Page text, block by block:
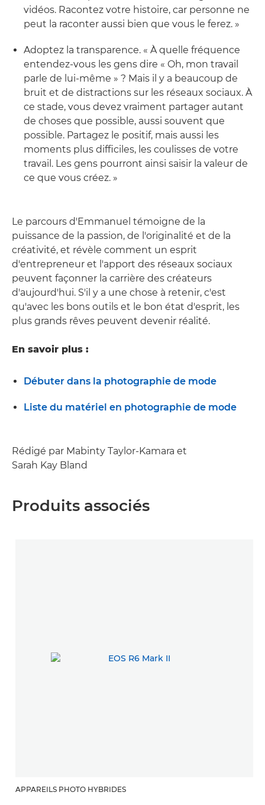
vidéos. Racontez votre histoire, car personne ne
peut la raconter aussi bien que vous le ferez. »
Adoptez la transparence. « À quelle fréquence
entendez-vous les gens dire « Oh, mon travail
parle de lui-même » ? Mais il y a beaucoup de
bruit et de distractions sur les réseaux sociaux. À
ce stade, vous devez vraiment partager autant
de choses que possible, aussi souvent que
possible. Partagez le positif, mais aussi les
moments plus difficiles, les coulisses de votre
travail. Les gens pourront ainsi saisir la valeur de
ce que vous créez. »
Le parcours d'Emmanuel témoigne de la
puissance de la passion, de l'originalité et de la
créativité, et révèle comment un esprit
d'entrepreneur et l'apport des réseaux sociaux
peuvent façonner la carrière des créateurs
d'aujourd'hui. S'il y a une chose à retenir, c'est
qu'avec les bons outils et le bon état d'esprit, les
plus grands rêves peuvent devenir réalité.
En savoir plus :
Débuter dans la photographie de mode
Liste du matériel en photographie de mode
Rédigé par Mabinty Taylor-Kamara et
Sarah Kay Bland
Produits associés
APPAREILS PHOTO HYBRIDES